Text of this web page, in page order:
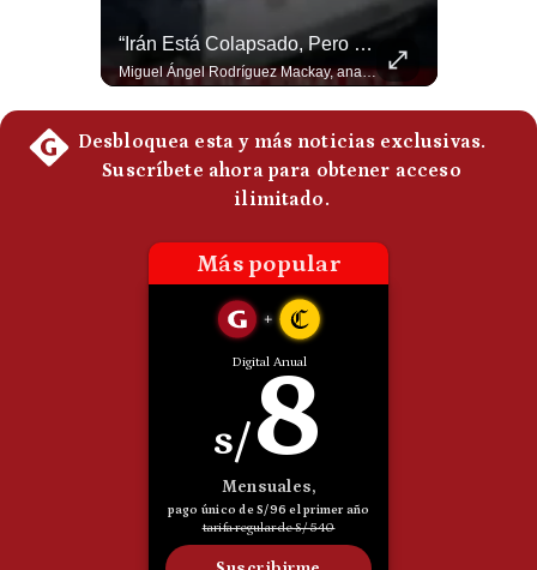
“Irán Está Colapsado, Pero EE.UU. Parece Desesperado” | #radar24
Miguel Ángel Rodríguez Mackay, analista internacional, sostiene que las negociaciones fueron impulsadas por Irán y no por Estados Unidos. Según su análisis, Teherán estaría debilitado militar y económicamente, aunque la narrativa internacional presenta a Trump como el líder desesperado por terminar una guerra que no puede ganar. #Geopolitica #Iran #DonaldTrump #RodriguezMackay #EEUU #NoticiasInternacionales #PoliticaInternacional #AnalisisGeopolitico #Shorts 👉 Suscríbete y activa la campana para no perderte nuestro análisis diario. 🌎 Síguenos en nuestras redes sociales: 📌 Web oficial: https://gestion.pe/mundo/ 📌 LinkedIn: http://bit.ly/3HYIET0 📌 X (Twitter): http://bit.ly/4noZtX9 📌 TikTok: http://bit.ly/4evB6TO